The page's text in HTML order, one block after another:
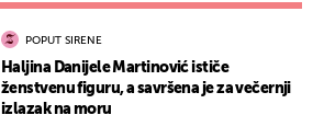
POPUT SIRENE
Haljina Danijele Martinović ističe
ženstvenu figuru, a savršena je za večernji
izlazak na moru